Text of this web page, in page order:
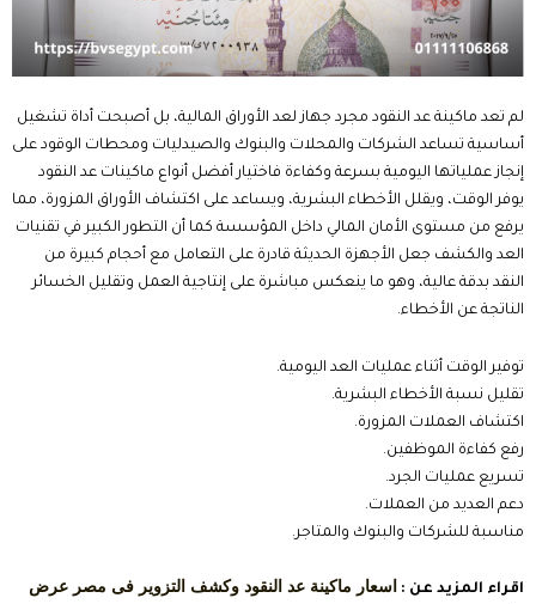
اقراء المزيد عن :
اسعار ماكينة عد النقود وكشف التزوير فى مصر عرض
📞 اتصل الآن 💬 استشارة مجانية
✉️ راسلنا على الإيميل
أفضل أنواع ماكينات عد النقود المتوفرة في الأسواق
تختلف أفضل أنواع ماكينات عد النقود حسب طبيعة الاستخدام وحجم النقد
احترافية تناسب البنوك والشركات الكبرى، بينما توفر بعض الموديلات
إمكانيات متقدمة مثل فرز الفئات المختلفة وكشف التزوير باستخدام تقنيات
متعددة لذلك فإن معرفة الفئات المتاحة تساعدك على اختيار الجهاز الذي يحقق
أفضل عائد على الاستثمار دون دفع تكلفة أعلى من احتياجاتك الفعلية.
ماكينات العد الأساسية.
ماكينات العد مع كشف التزوير.
ماكينات عد العملات المختلطة.